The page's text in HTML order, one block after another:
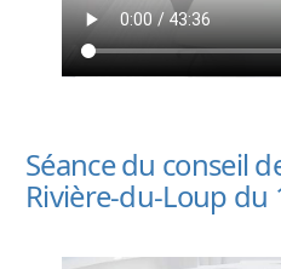
Séance du conseil
Rivière-du-Loup